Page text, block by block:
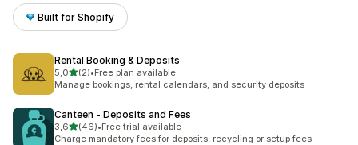
Built for Shopify
Rental Booking & Deposits
5,0/ 5 tähteä
(2)
2 arvostelua yhteensä
•Free plan available
Manage bookings, rental calendars, and security deposits
Canteen ‑ Deposits and Fees
3,6/ 5 tähteä
(46)
46 arvostelua yhteensä
•Free trial available
Charge mandatory fees for deposits, recycling or setup fees